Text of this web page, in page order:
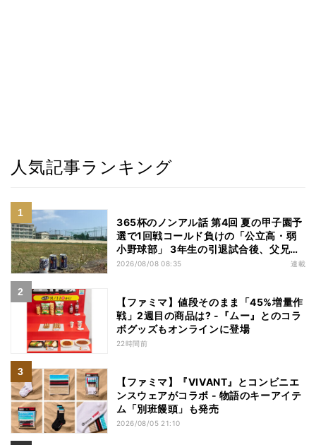
人気記事ランキング
365杯のノンアル話 第4回 夏の甲子園予
選で1回戦コールド負けの「公立高・弱
小野球部」 3年生の引退試合後、父兄
が“現場”で取り出したのは……
2026/08/08 08:35 連載
【ファミマ】値段そのまま「45%増量作
戦」2週目の商品は? -『ムー』とのコラ
ボグッズもオンラインに登場
22時間前
【ファミマ】『VIVANT』とコンビニエ
ンスウェアがコラボ - 物語のキーアイテ
ム「別班饅頭」も発売
2026/08/05 21:10